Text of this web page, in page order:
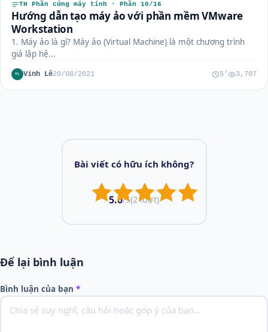
TH Phần cứng máy tính · Phần 10/16
Hướng dẫn tạo máy ảo với phần mềm VMware
Workstation
1. Máy ảo là gì? Máy ảo (Virtual Machine) là một chương trình
giả lập hệ...
VL Vinh Lê20/08/2021 5' 3,707
Bài viết có hữu ích không?
5.0/5(2 lượt)
Để lại bình luận
Bình luận của bạn *